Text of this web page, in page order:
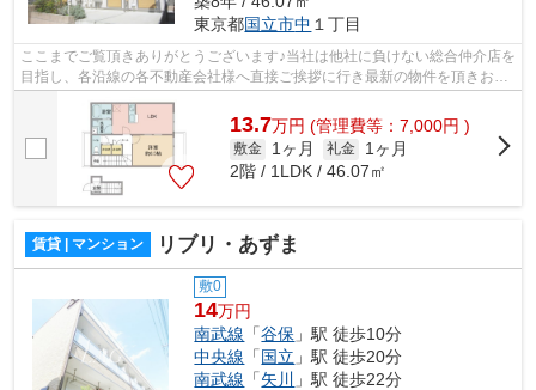
東京都国立市中 １丁目
ここまでご覧頂きありがとうございます♪当社は他社に負けない総合仲介店を
目指し、各沿線の各不動産会社様へ直接ご挨拶に行き最新の物件を頂きお客
13.7万円 (管理費等：7,000円 )
敷金 1ヶ月 礼金
1ヶ月
2階 / 1LDK / 46.07㎡
賃貸 | マンション リブリ・あずま
敷0
14万円
南武線 「谷保 」駅 徒歩10分
中央線 「国立 」駅 徒歩20分
南武線 「矢川
」駅 徒歩22分